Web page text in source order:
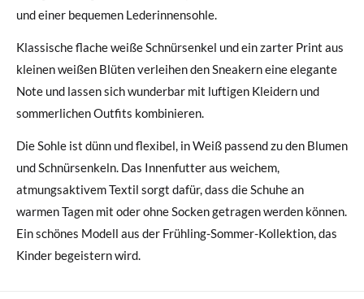
und einer bequemen Lederinnensohle.
Klassische flache weiße Schnürsenkel und ein zarter Print aus
kleinen weißen Blüten verleihen den Sneakern eine elegante
Note und lassen sich wunderbar mit luftigen Kleidern und
sommerlichen Outfits kombinieren.
Die Sohle ist dünn und flexibel, in Weiß passend zu den Blumen
und Schnürsenkeln. Das Innenfutter aus weichem,
atmungsaktivem Textil sorgt dafür, dass die Schuhe an
warmen Tagen mit oder ohne Socken getragen werden können.
Ein schönes Modell aus der Frühling-Sommer-Kollektion, das
Kinder begeistern wird.